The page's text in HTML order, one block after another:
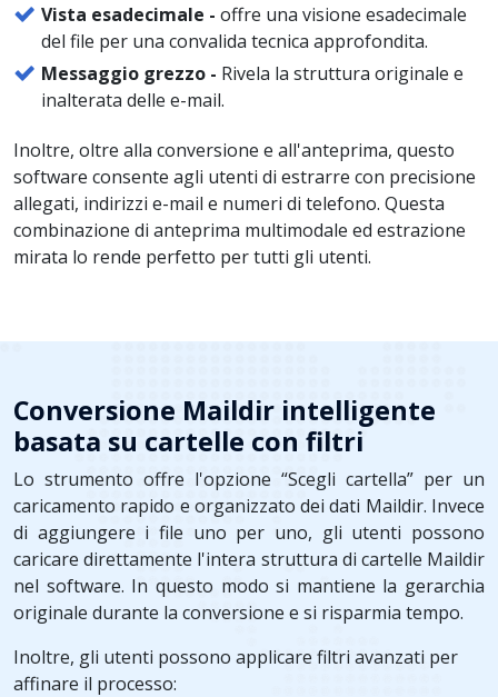
Vista esadecimale - offre una visione esadecimale
del file per una convalida tecnica approfondita.
Messaggio grezzo - Rivela la struttura originale e
inalterata delle e-mail.
Inoltre, oltre alla conversione e all'anteprima, questo
software consente agli utenti di estrarre con precisione
allegati, indirizzi e-mail e numeri di telefono. Questa
combinazione di anteprima multimodale ed estrazione
mirata lo rende perfetto per tutti gli utenti.
Conversione Maildir intelligente
basata su cartelle con filtri
Lo strumento offre l'opzione “Scegli cartella” per un
caricamento rapido e organizzato dei dati Maildir. Invece
di aggiungere i file uno per uno, gli utenti possono
caricare direttamente l'intera struttura di cartelle Maildir
nel software. In questo modo si mantiene la gerarchia
originale durante la conversione e si risparmia tempo.
Inoltre, gli utenti possono applicare filtri avanzati per
affinare il processo: